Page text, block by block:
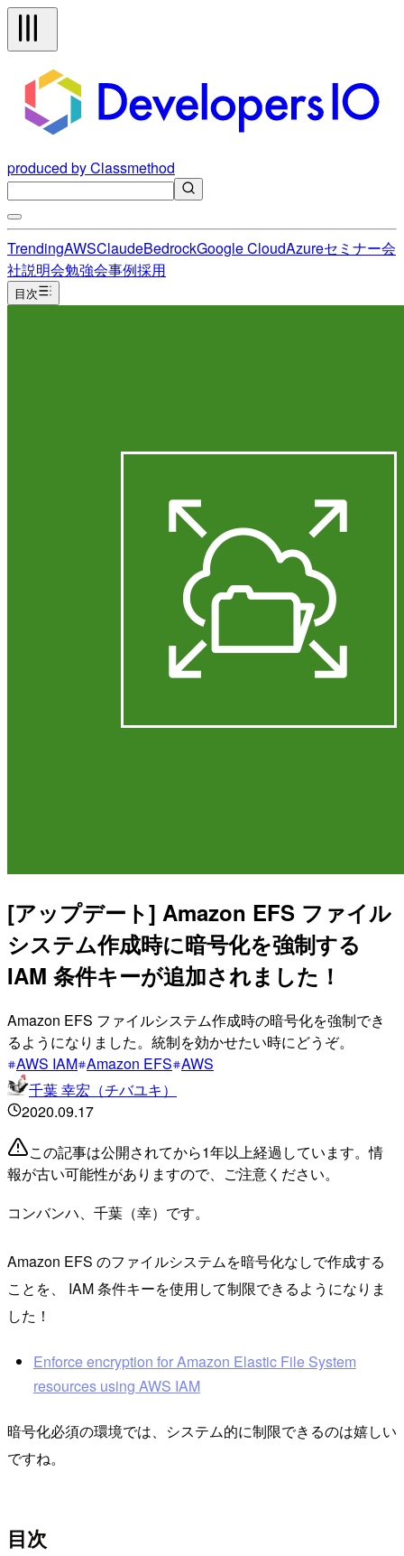
produced by Classmethod
TrendingAWSClaudeBedrockGoogle CloudAzureセミナー会
社説明会勉強会事例採用
目次
[アップデート] Amazon EFS ファイル
システム作成時に暗号化を強制する
IAM 条件キーが追加されました！
Amazon EFS ファイルシステム作成時の暗号化を強制でき
るようになりました。統制を効かせたい時にどうぞ。
AWS IAM Amazon EFS AWS
千葉 幸宏（チバユキ）
2020.09.17
この記事は公開されてから1年以上経過しています。情
報が古い可能性がありますので、ご注意ください。
コンバンハ、千葉（幸）です。
Amazon EFS のファイルシステムを暗号化なしで作成する
ことを、 IAM 条件キーを使用して制限できるようになりま
した！
Enforce encryption for Amazon Elastic File System
resources using AWS IAM
暗号化必須の環境では、システム的に制限できるのは嬉しい
ですね。
目次